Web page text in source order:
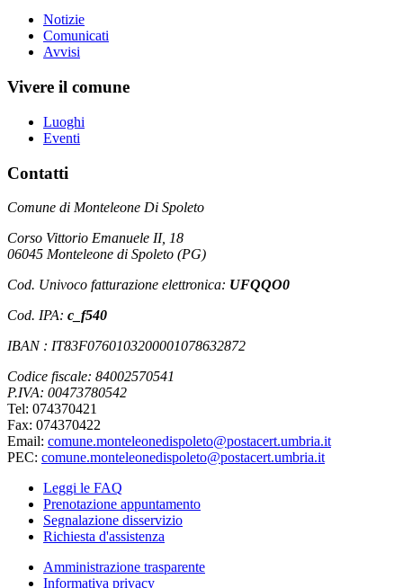
Notizie
Comunicati
Avvisi
Vivere il comune
Luoghi
Eventi
Contatti
Comune di Monteleone Di Spoleto
Corso Vittorio Emanuele II, 18
06045 Monteleone di Spoleto (PG)
Cod. Univoco fatturazione elettronica: UFQQO0
Cod. IPA: c_f540
IBAN : IT83F0760103200001078632872
Codice fiscale: 84002570541
P.IVA: 00473780542
Tel: 074370421
Fax: 074370422
Email: comune.monteleonedispoleto@postacert.umbria.it
PEC: comune.monteleonedispoleto@postacert.umbria.it
Leggi le FAQ
Prenotazione appuntamento
Segnalazione disservizio
Richiesta d'assistenza
Amministrazione trasparente
Informativa privacy